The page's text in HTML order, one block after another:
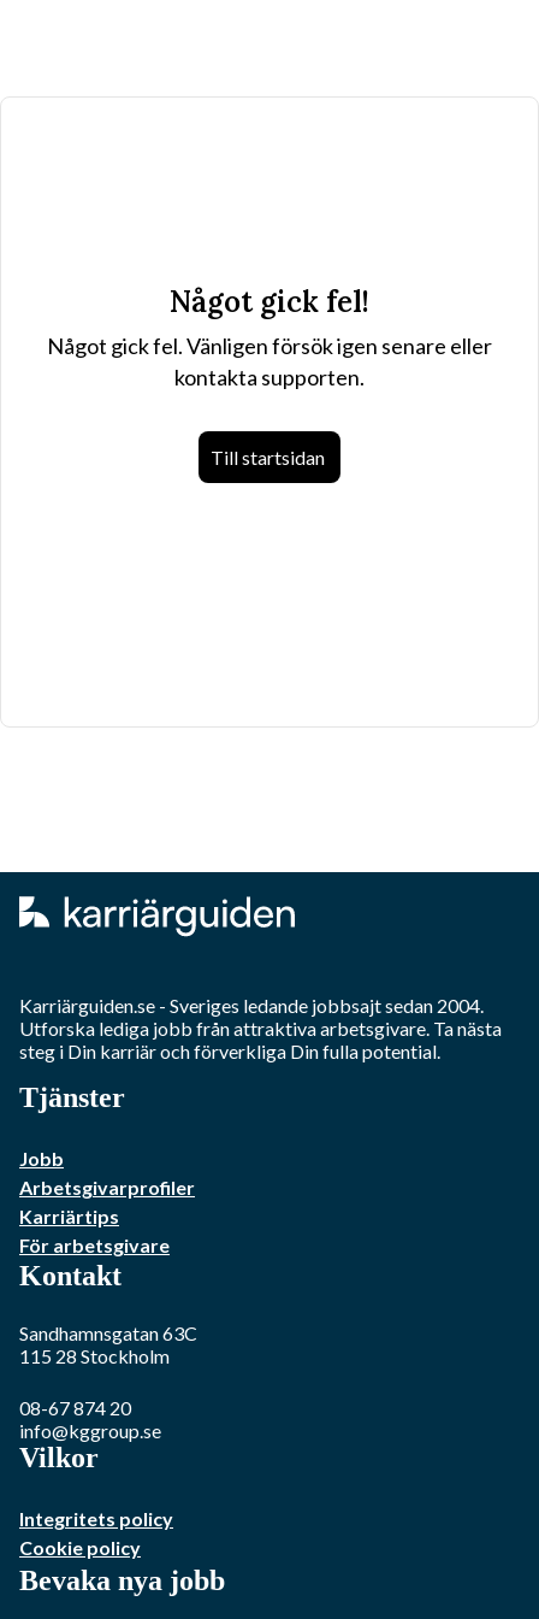
Något gick fel!
Något gick fel. Vänligen försök igen senare eller
kontakta supporten.
Till startsidan
Karriärguiden.se - Sveriges ledande jobbsajt sedan 2004.
Utforska lediga jobb från attraktiva arbetsgivare. Ta nästa
steg i Din karriär och förverkliga Din fulla potential.
Tjänster
Jobb
Arbetsgivarprofiler
Karriärtips
För arbetsgivare
Kontakt
Sandhamnsgatan 63C
115 28 Stockholm
08-67 874 20
info@kggroup.se
Vilkor
Integritets policy
Cookie policy
Bevaka nya jobb